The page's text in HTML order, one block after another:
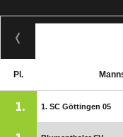
Pl.
1. 1. SC Göttingen 05